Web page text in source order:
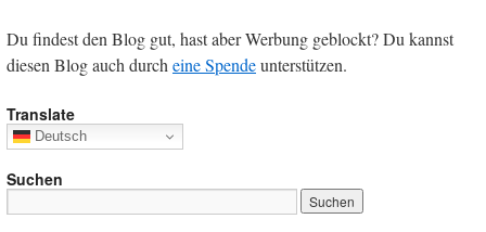
Du findest den Blog gut, hast aber Werbung geblockt? Du kannst
diesen Blog auch durcheine Spendeunterstützen.
Translate
Deutsch
Suchen